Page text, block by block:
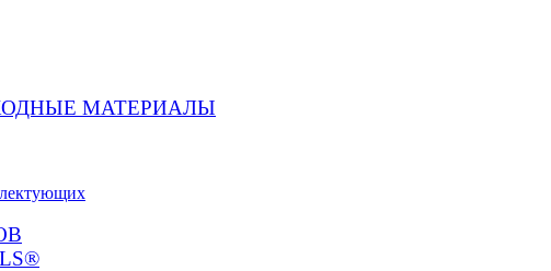
МАТЕРИАЛЫ